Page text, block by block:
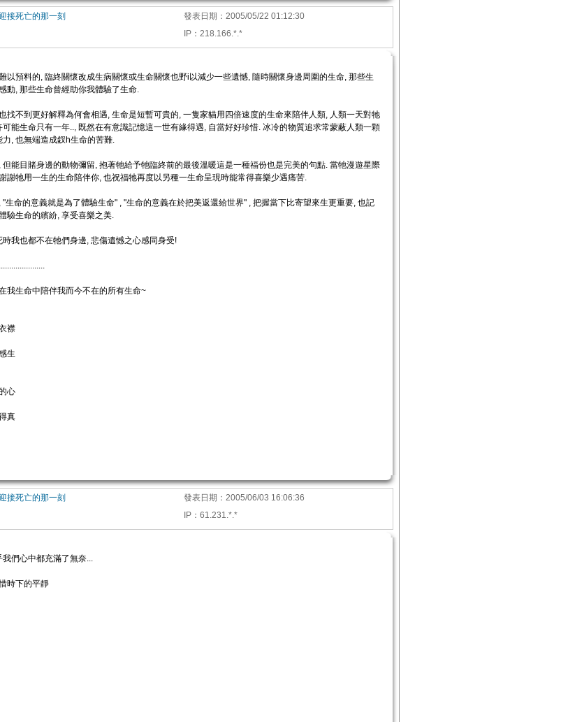
接死亡的那一刻 發表日期： 2005/05/22 01:12:30
IP ： 218.166.*.*
以預料的, 臨終關懷改成生病關懷或生命關懷也野i以減少一些遺憾, 隨時關懷身邊周圍的生命, 那些生
動, 那些生命曾經助你我體驗了生命.
找不到更好解釋為何會相遇, 生命是短暫可貴的, 一隻家貓用四倍速度的生命來陪伴人類, 人類一天對牠
能生命只有一年.., 既然在有意識記憶這一世有緣得遇, 自當好好珍惜. 冰冷的物質追求常蒙蔽人類一顆
, 也無端造成釵h生命的苦難.
能目賭身邊的動物彌留, 抱著牠給予牠臨終前的最後溫暖這是一種福份也是完美的句點. 當牠漫遊星際
謝牠用一生的生命陪伴你, 也祝福牠再度以另種一生命呈現時能常得喜樂少遇痛苦.
生命的意義就是為了體驗生命" , "生命的意義在於把美返還給世界" , 把握當下比寄望來生更重要, 也記
驗生命的繽紛, 享受喜樂之美.
我也都不在牠們身邊, 悲傷遺憾之心感同身受!
我生命中陪伴我而今不在的所有生命~
襟
生
心
真
接死亡的那一刻 發表日期： 2005/06/03 16:06:36
IP ： 61.231.*.*
們心中都充滿了無奈...
時下的平靜